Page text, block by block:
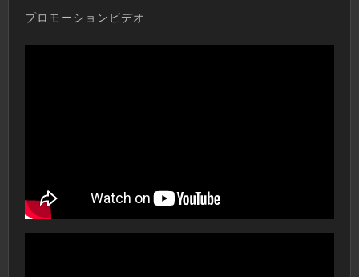
プロモーションビデオ